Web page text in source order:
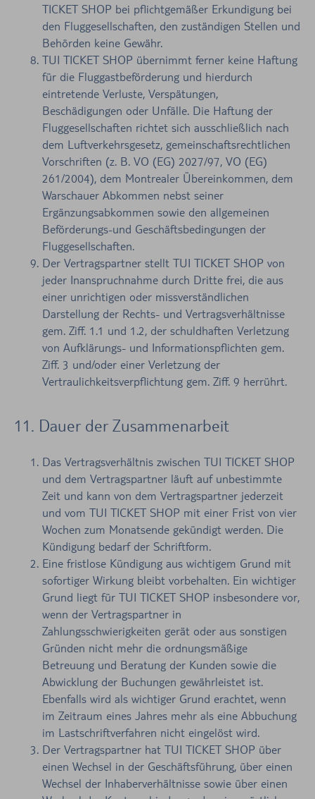
TICKET SHOP bei pflichtgemäßer Erkundigung bei
den Fluggesellschaften, den zuständigen Stellen und
Behörden keine Gewähr.
TUI TICKET SHOP übernimmt ferner keine Haftung
für die Fluggastbeförderung und hierdurch
eintretende Verluste, Verspätungen,
Beschädigungen oder Unfälle. Die Haftung der
Fluggesellschaften richtet sich ausschließlich nach
dem Luftverkehrsgesetz, gemeinschaftsrechtlichen
Vorschriften (z. B. VO (EG) 2027/97, VO (EG)
261/2004), dem Montrealer Übereinkommen, dem
Warschauer Abkommen nebst seiner
Ergänzungsabkommen sowie den allgemeinen
Beförderungs-und Geschäftsbedingungen der
Fluggesellschaften.
Der Vertragspartner stellt TUI TICKET SHOP von
jeder Inanspruchnahme durch Dritte frei, die aus
einer unrichtigen oder missverständlichen
Darstellung der Rechts- und Vertragsverhältnisse
gem. Ziff. 1.1 und 1.2, der schuldhaften Verletzung
von Aufklärungs- und Informationspflichten gem.
Ziff. 3 und/oder einer Verletzung der
Vertraulichkeitsverpflichtung gem. Ziff. 9 herrührt.
11. Dauer der Zusammenarbeit
Das Vertragsverhältnis zwischen TUI TICKET SHOP
und dem Vertragspartner läuft auf unbestimmte
Zeit und kann von dem Vertragspartner jederzeit
und vom TUI TICKET SHOP mit einer Frist von vier
Wochen zum Monatsende gekündigt werden. Die
Kündigung bedarf der Schriftform.
Eine fristlose Kündigung aus wichtigem Grund mit
sofortiger Wirkung bleibt vorbehalten. Ein wichtiger
Grund liegt für TUI TICKET SHOP insbesondere vor,
wenn der Vertragspartner in
Zahlungsschwierigkeiten gerät oder aus sonstigen
Gründen nicht mehr die ordnungsmäßige
Betreuung und Beratung der Kunden sowie die
Abwicklung der Buchungen gewährleistet ist.
Ebenfalls wird als wichtiger Grund erachtet, wenn
im Zeitraum eines Jahres mehr als eine Abbuchung
im Lastschriftverfahren nicht eingelöst wird.
Der Vertragspartner hat TUI TICKET SHOP über
einen Wechsel in der Geschäftsführung, über einen
Wechsel der Inhaberverhältnisse sowie über einen